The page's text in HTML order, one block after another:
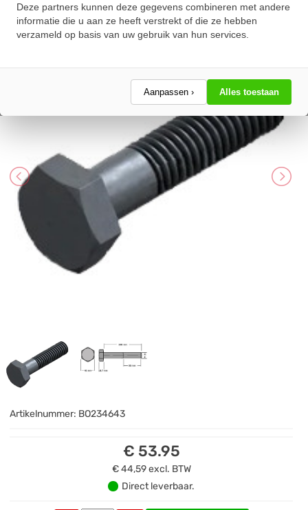
Deze partners kunnen deze gegevens combineren met andere
informatie die u aan ze heeft verstrekt of die ze hebben
verzameld op basis van uw gebruik van hun services.
Aanpassen › Alles toestaan
Schrijf een review!
Artikelnummer: BO234643
€ 53.95
€ 44,59excl. BTW
Direct leverbaar.